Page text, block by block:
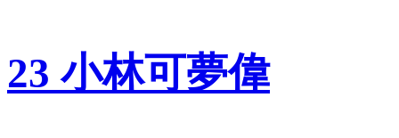
23 小林可夢偉